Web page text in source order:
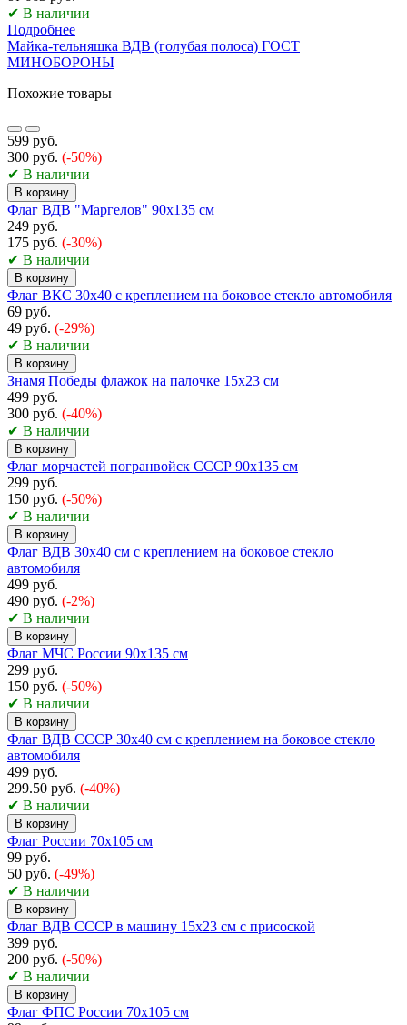
✔ В наличии
Подробнее
Майка-тельняшка ВДВ (голубая полоса) ГОСТ
МИНОБОРОНЫ
Похожие товары
599 руб.
300 руб. (-50%)
✔ В наличии
В корзину
Флаг ВДВ "Маргелов" 90х135 см
249 руб.
175 руб. (-30%)
✔ В наличии
В корзину
Флаг ВКС 30х40 с креплением на боковое стекло автомобиля
69 руб.
49 руб. (-29%)
✔ В наличии
В корзину
Знамя Победы флажок на палочке 15х23 см
499 руб.
300 руб. (-40%)
✔ В наличии
В корзину
Флаг морчастей погранвойск СССР 90х135 см
299 руб.
150 руб. (-50%)
✔ В наличии
В корзину
Флаг ВДВ 30x40 см с креплением на боковое стекло
автомобиля
499 руб.
490 руб. (-2%)
✔ В наличии
В корзину
Флаг МЧС России 90х135 см
299 руб.
150 руб. (-50%)
✔ В наличии
В корзину
Флаг ВДВ СССР 30x40 см с креплением на боковое стекло
автомобиля
499 руб.
299.50 руб. (-40%)
✔ В наличии
В корзину
Флаг России 70x105 см
99 руб.
50 руб. (-49%)
✔ В наличии
В корзину
Флаг ВДВ СССР в машину 15x23 см с присоской
399 руб.
200 руб. (-50%)
✔ В наличии
В корзину
Флаг ФПС России 70х105 см